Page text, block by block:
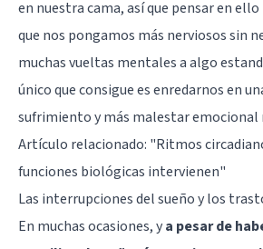
en nuestra cama, así que pensar en
que nos pongamos más nerviosos sin
muchas vueltas mentales a algo
único que consigue es enredarnos en
sufrimiento y más malestar emocional
Artículo relacionado: "Ritmos
funciones biológicas intervienen"
Las interrupciones del sueño y los
En muchas ocasiones, ya pesar de